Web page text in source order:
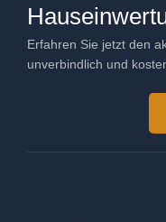
Erfahren Sie jetzt den
unverbindlich und